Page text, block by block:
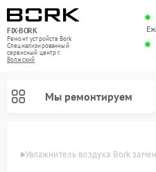
FIX-BORK
Ремонт устройств Bork
Специализированный
cервисный центр г.
Волжский
Мы ремонтируем
Увлажнитель воздуха Bork